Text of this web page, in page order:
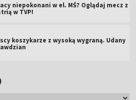
niepokonani w el. MŚ? Oglądaj mecz z
w TVP!
koszykarze z wysoką wygraną. Udany